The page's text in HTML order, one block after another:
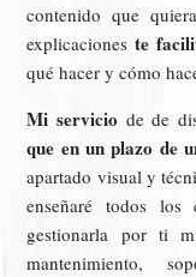
contenido que
explicacioneste
qué hacer y cómo
Mi servicio de de
que en un plazo de
apartado visual y
enseñaré todos los
gestionarla por ti
mantenimiento,